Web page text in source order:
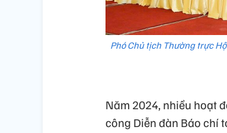
Phó Chủ tịch Thường trực
Năm 2024, nhiều hoạt
công Diễn đàn Báo chí